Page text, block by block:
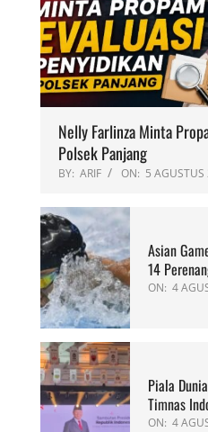
Nelly Farlinza Minta
Polsek Panjang
BY: ARIF ON: 5
Asian
14
ON: 4
Piala
Timnas
ON: 4